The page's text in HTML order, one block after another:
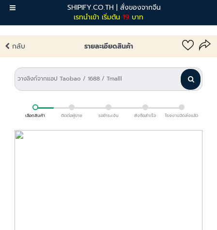
SHIPIFY.CO.TH | สั่งของจากจีน
เรทนำเข้า เริ่มต้น 19 บาท
เมนู
กลับ รายละเอียดสินค้า
เลือกสินค้า ติดต่อผู้ขาย รอชำระเงิน สั่งซื้อสำเร็จ โรงงานจัดส่งแล้ว